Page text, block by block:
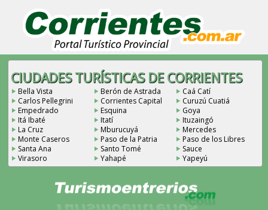
CIUDADES TURÍSTICAS DE CORRIENTES
Bella Vista Berón de Astrada
Caá Catí
Carlos Pellegrini
Corrientes Capital
Curuzú Cuatiá
Empedrado
Esquina
Goya
Itá Ibaté
Itatí
Ituzaingó
La Cruz
Mburucuyá
Mercedes
Monte Caseros
Paso de la Patria
Paso de los Libres
Santa Ana
Santo Tomé
Sauce
Virasoro
Yahapé Yapeyú